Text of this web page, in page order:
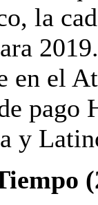
la
en el
y